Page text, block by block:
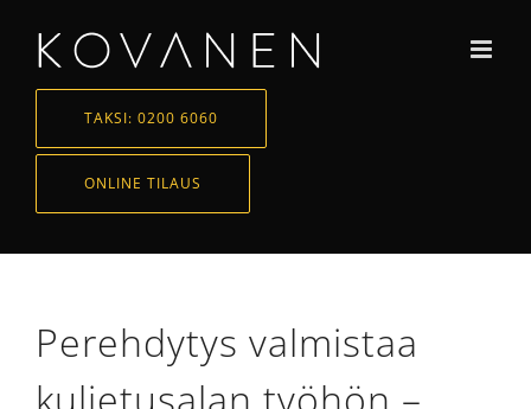
content
TAKSI: 0200 6060
ONLINE TILAUS
Perehdytys valmistaa
kuljetusalan työhön –